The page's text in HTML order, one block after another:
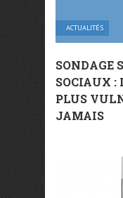
ACTUALITÉS
SONDAGE
SOCIAUX :
PLUS
JAMAIS